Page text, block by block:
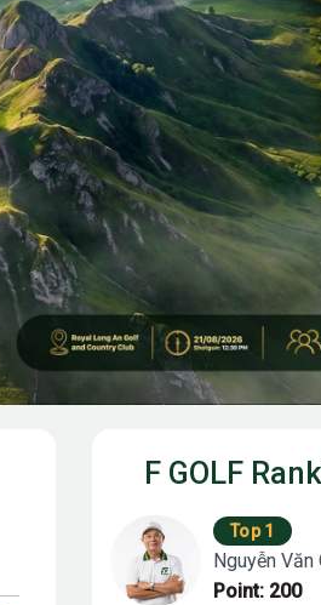
F GOLF
Top 1
Nguyễn Văn
Point: 200